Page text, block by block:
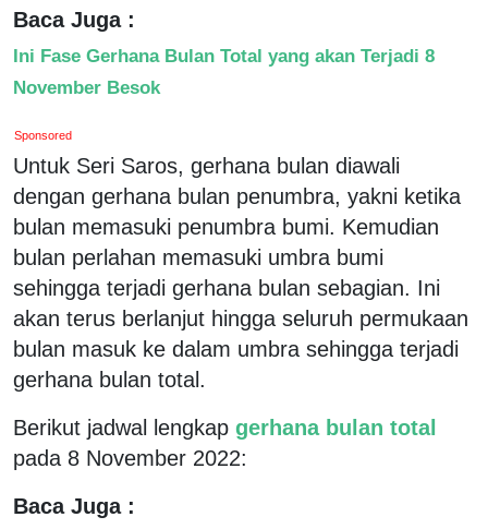
Baca Juga :
Ini Fase Gerhana Bulan Total yang akan Terjadi 8
November Besok
Sponsored
Untuk Seri Saros, gerhana bulan diawali
dengan gerhana bulan penumbra, yakni ketika
bulan memasuki penumbra bumi. Kemudian
bulan perlahan memasuki umbra bumi
sehingga terjadi gerhana bulan sebagian. Ini
akan terus berlanjut hingga seluruh permukaan
bulan masuk ke dalam umbra sehingga terjadi
gerhana bulan total.
Berikut jadwal lengkap gerhana bulan total
pada 8 November 2022:
Baca Juga :